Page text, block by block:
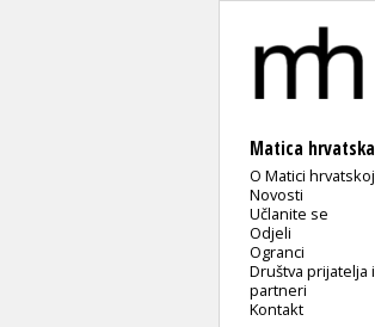
Matica hrvatska
O Matici hrvatskoj
Novosti
Učlanite se
Odjeli
Ogranci
Društva prijatelja i
partneri
Kontakt